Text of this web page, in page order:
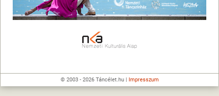
© 2003 - 2026 Táncélet.hu | Impresszum